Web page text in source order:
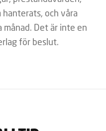
och våra
Det är inte en
för beslut.